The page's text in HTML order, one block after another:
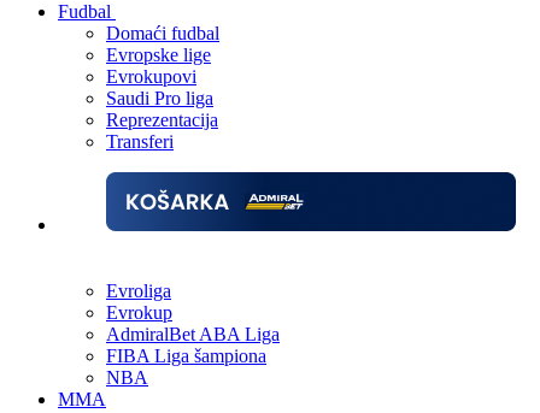
Fudbal
Domaći fudbal
Evropske lige
Evrokupovi
Saudi Pro liga
Reprezentacija
Transferi
Evroliga
Evrokup
AdmiralBet ABA Liga
FIBA Liga šampiona
NBA
MMA